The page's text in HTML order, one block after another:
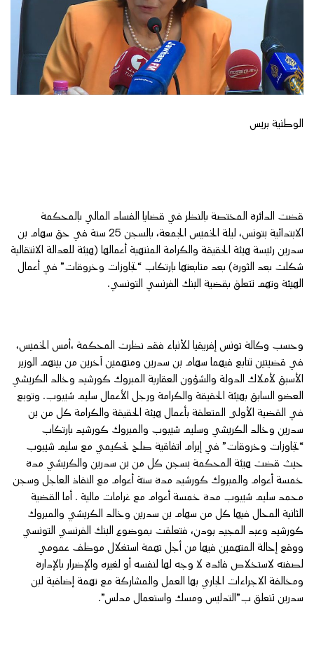
الوطنية بريس
قضت الدائرة المختصة بالنظر في قضايا الفساد المالي بالمحكمة
الابتدائية بتونس، ليلة الخميس الجمعة، بالسجن 25 سنة في حق سهام بن
سدرين رئيسة هيئة الحقيقة والكرامة المنتهية أعمالها (هيئة للعدالة الانتقالية
شكلت بعد الثورة) بعد متابعتها بارتكاب “تجاوزات وخروقات” في أعمال
الهيئة وتهم تتعلق بقضية البنك الفرنسي التونسي.
وحسب وكالة تونس إفريقيا للأنباء فقد نظرت المحكمة ،أمس الخميس،
في قضيتين تتابع فيهما سهام بن سدرين ومتهمين آخرين من بينهم الوزير
الأسبق لأملاك الدولة والشؤون العقارية المبروك کورشيد وخالد الكريشي
العضو السابق بهيئة الحقيقة والكرامة ورجل الأعمال سليم شيبوب. وتوبع
في القضية الأولى المتعلقة بأعمال هيئة الحقيقة والكرامة كل من بن
سدرين وخالد الكريشي وسليم شيبوب والمبروك كورشيد بارتكاب
“تجاوزات وخروقات” في إبرام اتفاقية صلح تحكيمي مع سليم شيبوب
حيث قضت هيئة المحكمة بسجن كل من بن سدرين والكريشي مدة
خمسة أعوام والمبروك كورشيد مدة ستة أعوام مع النفاذ العاجل وسجن
محمد سليم شيبوب مدة خمسة أعوام مع غرامات مالية . أما القضية
الثانية المحال فيها كل من سهام بن سدرين وخالد الكريشي والمبروك
كورشيد وعبد المجيد بودن، فتعلقت بموضوع البنك الفرنسي التونسي
ووقع إحالة المتهمين فيها من أجل تهمة استغلال موظف عمومي
لصفته لاستخلاص فائدة لا وجه لها لنفسه أو لغيره والإضرار بالإدارة
ومخالفة الاجراءات الجاري بها العمل والمشاركة مع تهمة إضافية لبن
سدرين تتعلق ب”التدليس ومسك واستعمال مدلس”.